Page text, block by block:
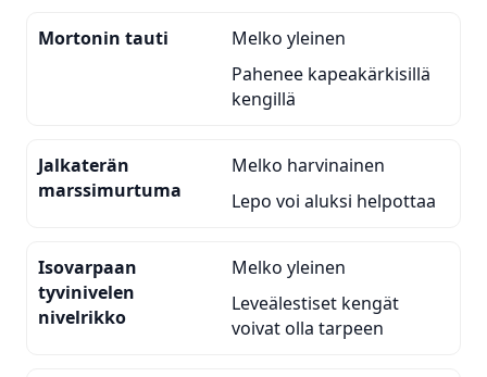
Mortonin tauti
Melko yleinen
Pahenee kapeakärkisillä
kengillä
Jalkaterän
marssimurtuma
Melko harvinainen
Lepo voi aluksi helpottaa
Isovarpaan
tyvinivelen
nivelrikko
Melko yleinen
Leveälestiset kengät
voivat olla tarpeen